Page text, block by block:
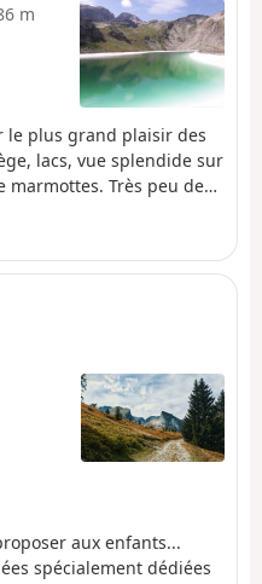
m
le plus grand plaisir des
lacs, vue splendide sur
marmottes. Très peu de
les pistes de ski
aux enfants...
spécialement dédiées